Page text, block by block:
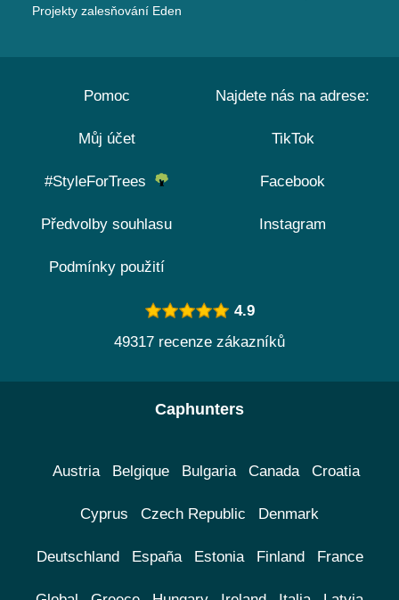
Projekty zalesňování Eden
Pomoc
Můj účet
#StyleForTrees
Předvolby souhlasu
Podmínky použití
Najdete nás na adrese:
TikTok
Facebook
Instagram
4.9
49317 recenze zákazníků
Caphunters
Austria Belgique Bulgaria Canada Croatia
Cyprus Czech Republic Denmark
Deutschland España Estonia Finland France